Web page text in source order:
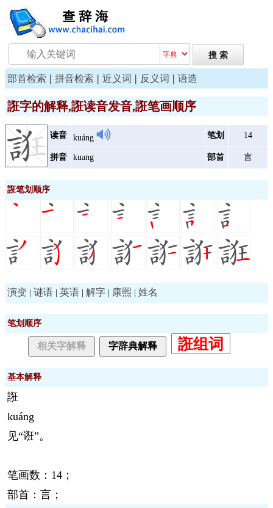
部首检索 | 拼音检索 | 近义词 | 反义词 | 语造
誑字的解释,誑读音发音,誑笔画顺序
读音 kuáng 笔划 14
拼音 kuang 部首 言
誑笔划顺序
演变 | 谜语 | 英语 | 解字 | 康熙 | 姓名
笔划顺序
相关字解释 字辞典解释 誑组词
基本解释
誑
kuáng
见“诳”。
笔画数：14；
部首：言；